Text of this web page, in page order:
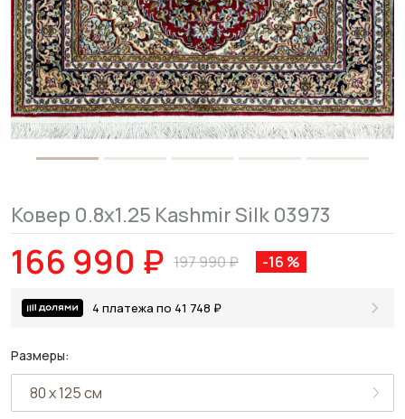
Ковер 0.8x1.25 Kashmir Silk 03973
166 990 ₽ 197 990 ₽ -16 %
4 платежа по 41 748 ₽
Размеры: